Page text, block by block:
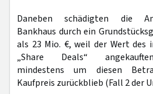
Daneben schädigten die
Bankhaus durch ein
als 23 Mio. €, weil der Wert des
„Share Deals“
mindestens um diesen
Kaufpreis zurückblieb (Fall 2 der